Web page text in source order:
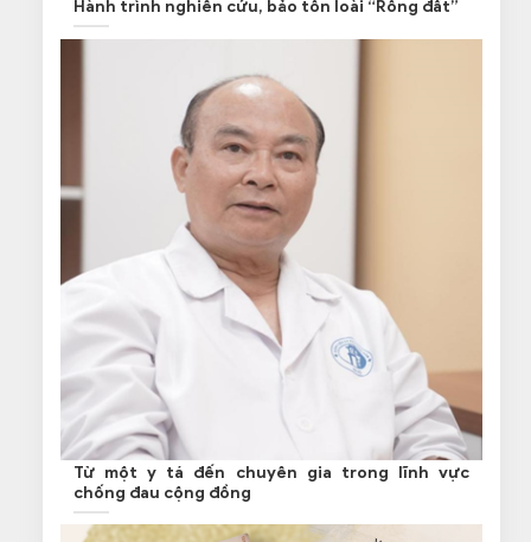
Hành trình nghiên cứu, bảo tồn loài “Rồng đất”
Từ một y tá đến chuyên gia trong lĩnh vực
chống đau cộng đồng